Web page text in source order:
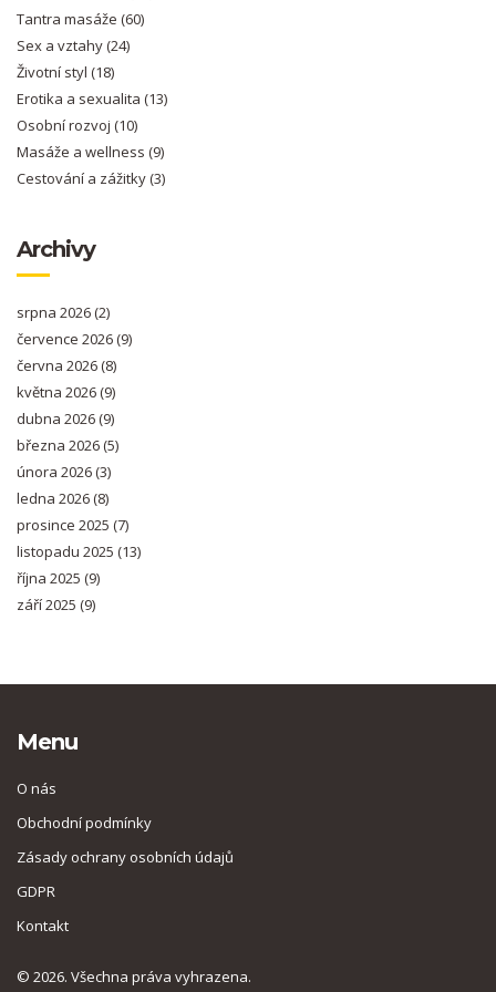
Tantra masáže (60)
Sex a vztahy(24)
Životní styl (18)
Erotika a sexualita (13)
Osobní rozvoj (10)
Masáže a wellness (9)
Cestování a zážitky(3)
Archivy
srpna 2026(2)
července 2026(9)
června 2026(8)
května 2026(9)
dubna 2026(9)
března 2026(5)
února 2026(3)
ledna 2026(8)
prosince 2025 (7)
listopadu 2025 (13)
října 2025 (9)
září 2025 (9)
Menu
O nás
Obchodní podmínky
Zásady ochrany osobních údajů
GDPR
Kontakt
© 2026. Všechna práva vyhrazena.